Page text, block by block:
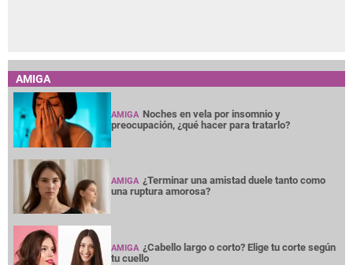
AMIGA
AMIGA Noches en vela por insomnio y
preocupación, ¿qué hacer para tratarlo?
AMIGA ¿Terminar una amistad duele tanto como
una ruptura amorosa?
AMIGA ¿Cabello largo o corto? Elige tu corte según
tu cuello